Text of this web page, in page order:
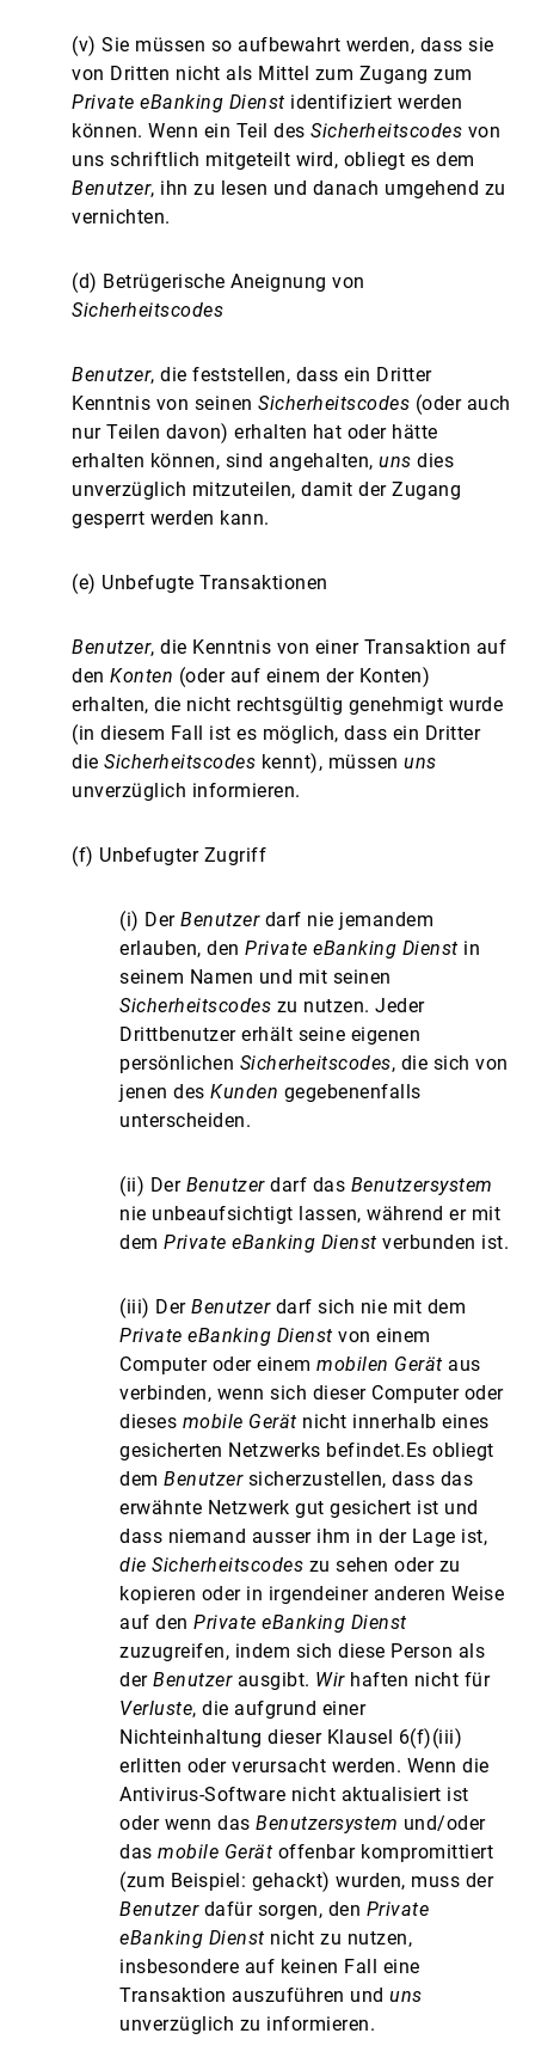
(v) Sie müssen so aufbewahrt werden, dass sie
von Dritten nicht als Mittel zum Zugang zum
Private eBanking Dienst identifiziert werden
können. Wenn ein Teil des Sicherheitscodes von
uns schriftlich mitgeteilt wird, obliegt es dem
Benutzer, ihn zu lesen und danach umgehend zu
vernichten.
(d) Betrügerische Aneignung von
Sicherheitscodes
Benutzer, die feststellen, dass ein Dritter
Kenntnis von seinen Sicherheitscodes (oder auch
nur Teilen davon) erhalten hat oder hätte
erhalten können, sind angehalten, uns dies
unverzüglich mitzuteilen, damit der Zugang
gesperrt werden kann.
(e) Unbefugte Transaktionen
Benutzer, die Kenntnis von einer Transaktion auf
den Konten (oder auf einem der Konten)
erhalten, die nicht rechtsgültig genehmigt wurde
(in diesem Fall ist es möglich, dass ein Dritter
die Sicherheitscodes kennt), müssen uns
unverzüglich informieren.
(f) Unbefugter Zugriff
(i) Der Benutzer darf nie jemandem
erlauben, den Private eBanking Dienst in
seinem Namen und mit seinen
Sicherheitscodes zu nutzen. Jeder
Drittbenutzer erhält seine eigenen
persönlichen Sicherheitscodes, die sich von
jenen des Kunden gegebenenfalls
unterscheiden.
(ii) Der Benutzer darf das Benutzersystem
nie unbeaufsichtigt lassen, während er mit
dem Private eBanking Dienst verbunden ist.
(iii) Der Benutzer darf sich nie mit dem
Private eBanking Dienst von einem
Computer oder einem mobilen Gerät aus
verbinden, wenn sich dieser Computer oder
dieses mobile Gerät nicht innerhalb eines
gesicherten Netzwerks befindet.Es obliegt
dem Benutzer sicherzustellen, dass das
erwähnte Netzwerk gut gesichert ist und
dass niemand ausser ihm in der Lage ist,
die Sicherheitscodes zu sehen oder zu
kopieren oder in irgendeiner anderen Weise
auf den Private eBanking Dienst
zuzugreifen, indem sich diese Person als
der Benutzer ausgibt. Wir haften nicht für
Verluste, die aufgrund einer
Nichteinhaltung dieser Klausel 6(f)(iii)
erlitten oder verursacht werden. Wenn die
Antivirus-Software nicht aktualisiert ist
oder wenn das Benutzersystem und/oder
das mobile Gerät offenbar kompromittiert
(zum Beispiel: gehackt) wurden, muss der
Benutzer dafür sorgen, den Private
eBanking Dienst nicht zu nutzen,
insbesondere auf keinen Fall eine
Transaktion auszuführen und uns
unverzüglich zu informieren.